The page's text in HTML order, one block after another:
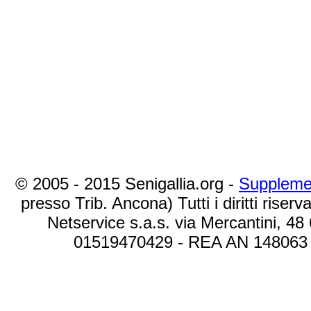
© 2005 - 2015 Senigallia.org -
presso Trib. Ancona) Tutti i diritti
Netservice s.a.s. via Mercantini,
01519470429 - REA AN